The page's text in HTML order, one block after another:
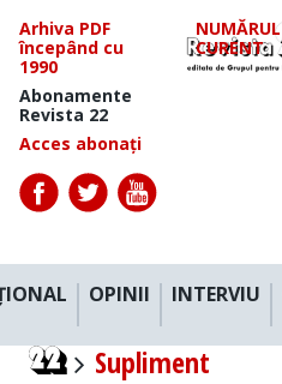
Arhiva PDF
începând cu
1990
Abonamente
Revista 22
Acces abonați
NUMĂRUL
CURENT
OPINII INTERVIU
Supliment